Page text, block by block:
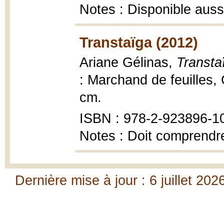
Notes : Disponible
Transtaïga (2012)
Ariane Gélinas,
: Marchand de feuilles,
cm.
ISBN : 978-2-923896-
Notes : Doit
Dernière mise à jour : 6 juillet